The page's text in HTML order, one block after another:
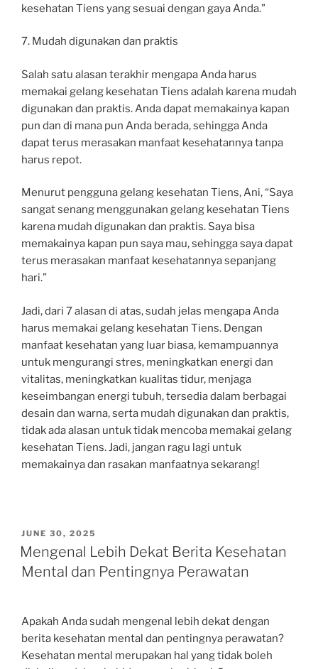
kesehatan Tiens yang sesuai dengan gaya Anda.”
7. Mudah digunakan dan praktis
Salah satu alasan terakhir mengapa Anda harus
memakai gelang kesehatan Tiens adalah karena mudah
digunakan dan praktis. Anda dapat memakainya kapan
pun dan di mana pun Anda berada, sehingga Anda
dapat terus merasakan manfaat kesehatannya tanpa
harus repot.
Menurut pengguna gelang kesehatan Tiens, Ani, “Saya
sangat senang menggunakan gelang kesehatan Tiens
karena mudah digunakan dan praktis. Saya bisa
memakainya kapan pun saya mau, sehingga saya dapat
terus merasakan manfaat kesehatannya sepanjang
hari.”
Jadi, dari 7 alasan di atas, sudah jelas mengapa Anda
harus memakai gelang kesehatan Tiens. Dengan
manfaat kesehatan yang luar biasa, kemampuannya
untuk mengurangi stres, meningkatkan energi dan
vitalitas, meningkatkan kualitas tidur, menjaga
keseimbangan energi tubuh, tersedia dalam berbagai
desain dan warna, serta mudah digunakan dan praktis,
tidak ada alasan untuk tidak mencoba memakai gelang
kesehatan Tiens. Jadi, jangan ragu lagi untuk
memakainya dan rasakan manfaatnya sekarang!
POSTED
ON
JUNE 30, 2025
Mengenal Lebih Dekat Berita Kesehatan
Mental dan Pentingnya Perawatan
Apakah Anda sudah mengenal lebih dekat dengan
berita kesehatan mental dan pentingnya perawatan?
Kesehatan mental merupakan hal yang tidak boleh